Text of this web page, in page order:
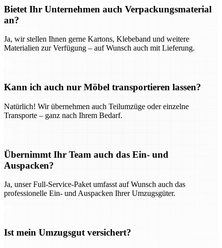
Bietet Ihr Unternehmen auch Verpackungsmaterial
an?
Ja, wir stellen Ihnen gerne Kartons, Klebeband und weitere
Materialien zur Verfügung – auf Wunsch auch mit Lieferung.
Kann ich auch nur Möbel transportieren lassen?
Natürlich! Wir übernehmen auch Teilumzüge oder einzelne
Transporte – ganz nach Ihrem Bedarf.
Übernimmt Ihr Team auch das Ein- und
Auspacken?
Ja, unser Full-Service-Paket umfasst auf Wunsch auch das
professionelle Ein- und Auspacken Ihrer Umzugsgüter.
Ist mein Umzugsgut versichert?